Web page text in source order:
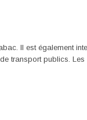
Il est également
transport publics.